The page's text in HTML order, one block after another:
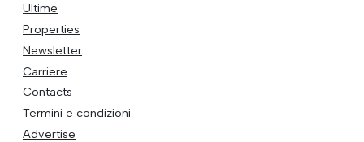
Ultime
Properties
Newsletter
Carriere
Contacts
Termini e condizioni
Advertise